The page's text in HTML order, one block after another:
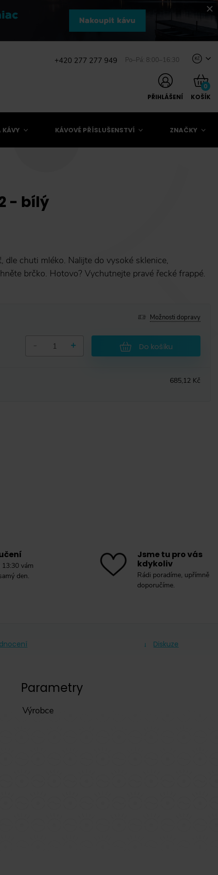
+420 277 277 949 Po–Pá: 8:00–16:30 Kč
PŘIHLÁŠENÍ
0
KOŠÍK
KÁVY KÁVOVÉ PŘÍSLUŠENSTVÍ ZNAČKY
- bílý
dle chuti mléko. Nalijte do vysoké sklenice,
brčko. Hotovo? Vychutnejte pravé řecké frappé.
Možnosti dopravy
+ Do košíku
685,12 Kč
vám
den.
Jsme tu pro vás
kdykoliv
Rádi poradíme, upřímně
doporučíme.
Diskuze
Parametry
Výrobce